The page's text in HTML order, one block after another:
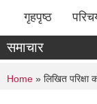
गृहपृष्ठ
समाचार
You are
Home » लिखित परिक्षा